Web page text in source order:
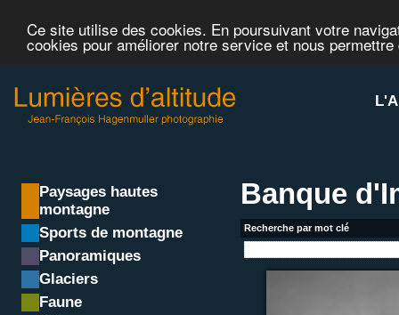
Ce site utilise des cookies. En poursuivant votre
cookies pour améliorer notre service et nous
Paysages hautes
montagne
Sports de montagne
Panoramiques
Glaciers
Faune
Banque
Recherche par mot clé